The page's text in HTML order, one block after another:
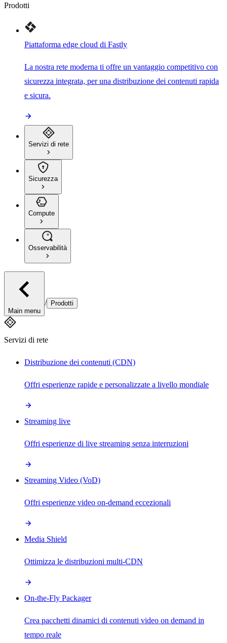
Prodotti
Piattaforma edge cloud di Fastly
La nostra rete moderna ti offre un vantaggio competitivo con
sicurezza integrata, per una distribuzione dei contenuti rapida
e sicura.
Servizi di rete
Sicurezza
Compute
Osservabilità
Main menu
/ Prodotti
Servizi di rete
Distribuzione dei contenuti (CDN)
Offri esperienze rapide e personalizzate a livello mondiale
Streaming live
Offri esperienze di live streaming senza interruzioni
Streaming Video (VoD)
Offri esperienze video on-demand eccezionali
Media Shield
Ottimizza le distribuzioni multi-CDN
On-the-Fly Packager
Crea pacchetti dinamici di contenuti video on demand in
tempo reale